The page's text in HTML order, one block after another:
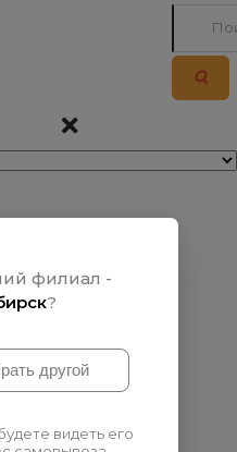
филиал -
?
видеть его